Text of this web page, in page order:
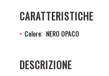
CARATTERISTICHE
Colore NERO OPACO
DESCRIZIONE